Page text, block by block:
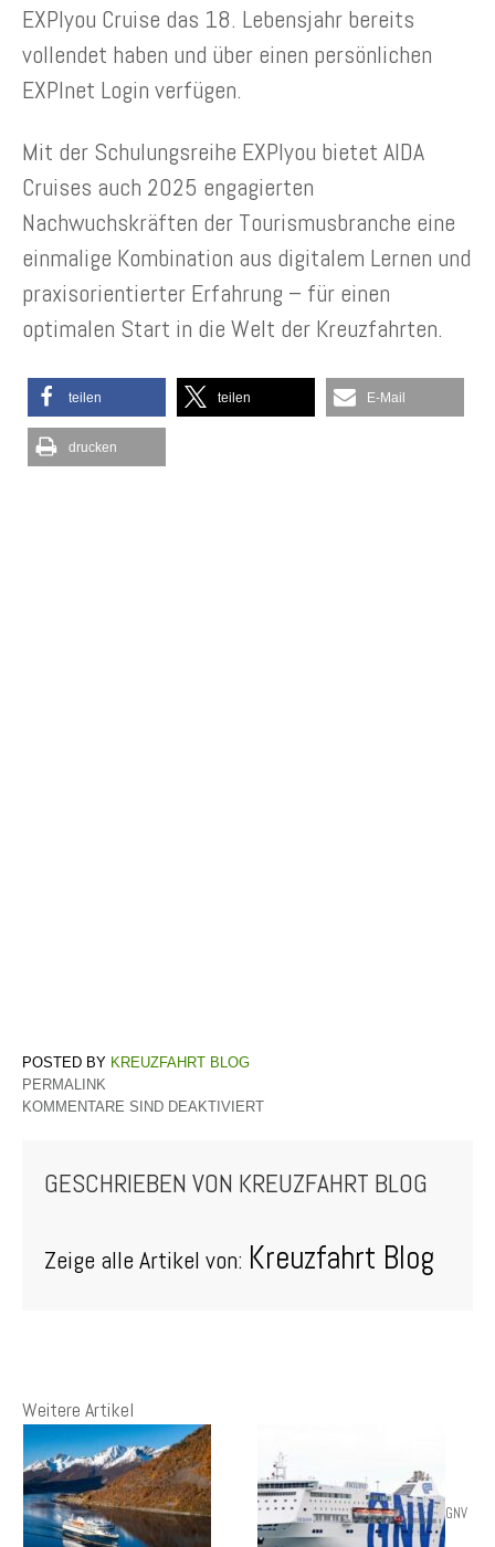
EXPIyou Cruise das 18. Lebensjahr bereits
vollendet haben und über einen persönlichen
EXPInet Login verfügen.
Mit der Schulungsreihe EXPIyou bietet AIDA
Cruises auch 2025 engagierten
Nachwuchskräften der Tourismusbranche eine
einmalige Kombination aus digitalem Lernen und
praxisorientierter Erfahrung – für einen
optimalen Start in die Welt der Kreuzfahrten.
teilen teilen E-Mail
drucken
KREUZFAHRT BLOG
PERMALINK
KOMMENTARE SIND DEAKTIVIERT
GESCHRIEBEN VON KREUZFAHRT BLOG
Zeige alle Artikel von: Kreuzfahrt Blog
Weitere Artikel
GNV